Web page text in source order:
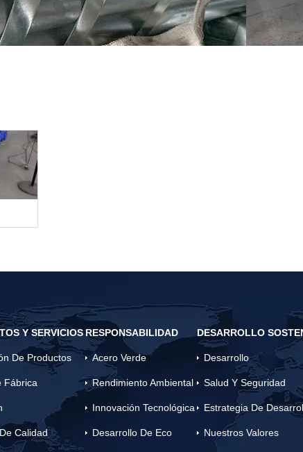
Y SERVICIOS
De Productos
Fábrica
Calidad
RESPONSABILIDAD
Acero Verde
Rendimiento Ambiental
Innovación Tecnológica
Desarrollo De Eco
DESARROLLO
Desarrollo
Salud Y Seguridad
Estrategia De
Nuestros Valores